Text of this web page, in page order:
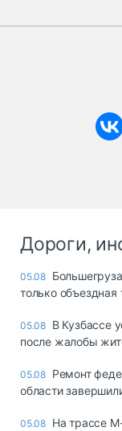
Дороги,
05.08
только объездная
05.08 В Кузбассе
после жалобы
05.08 Ремонт
области
05.08 На трассе